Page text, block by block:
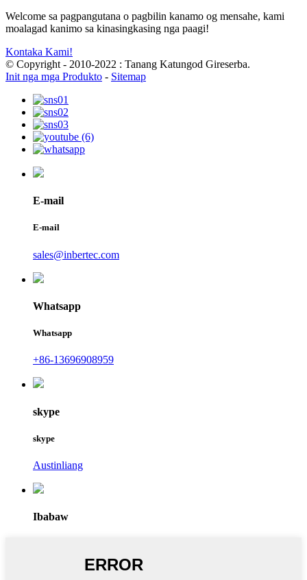
Welcome sa pagpangutana o pagbilin kanamo og mensahe, kami
moalagad kanimo sa kinasingkasing nga paagi!
Kontaka Kami!
© Copyright - 2010-2022 : Tanang Katungod Gireserba.
Init nga mga Produkto - Sitemap
E-mail
E-mail
sales@inbertec.com
Whatsapp
Whatsapp
+86-13696908959
skype
skype
Austinliang
Ibabaw